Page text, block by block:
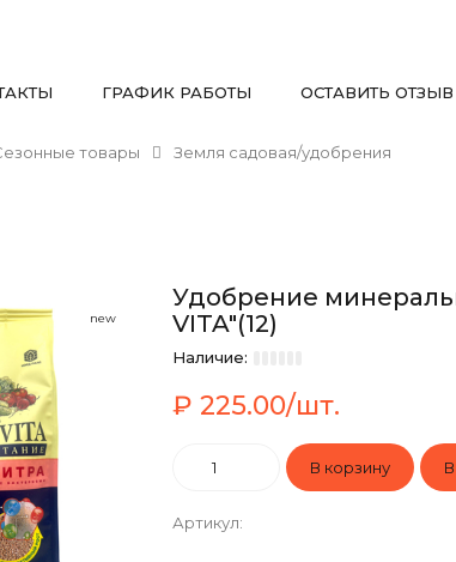
ГРАФИК РАБОТЫ ОСТАВИТЬ ОТЗЫВ
товары Земля садовая/удобрения
new
Удобрение
VITA"(12)
Наличие:
₽ 225.00/шт.
Артикул: